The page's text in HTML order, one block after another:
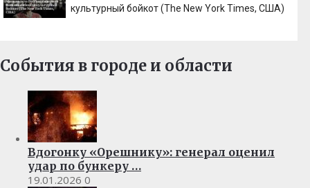
культурный бойкот (The New York Times, США)
События в городе и области
Вдогонку «Орешнику»: генерал оценил
удар по бункеру …
19.01.2026 0